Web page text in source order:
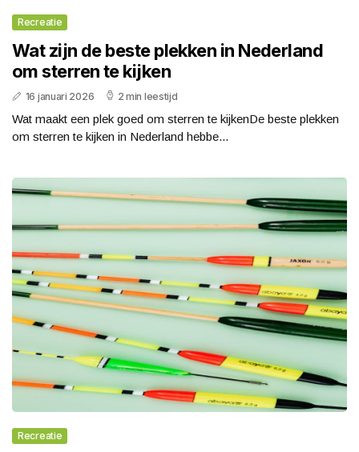
Recreatie
Wat zijn de beste plekken in Nederland
om sterren te kijken
16 januari 2026 2 min leestijd
Wat maakt een plek goed om sterren te kijkenDe beste plekken
om sterren te kijken in Nederland hebbe...
Recreatie